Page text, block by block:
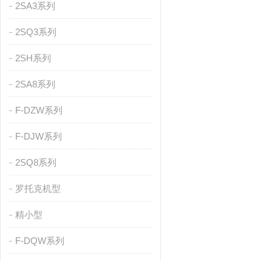
2SA3系列
2SQ3系列
2SH系列
2SA8系列
F-DZW系列
F-DJW系列
2SQ8系列
罗托克机型
精小型
F-DQW系列